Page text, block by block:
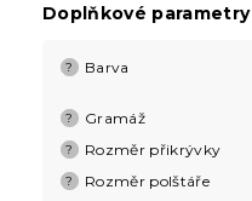
Doplňkové parametry
? Barva
? Gramáž
? Rozměr přikrývky
? Rozměr polštáře